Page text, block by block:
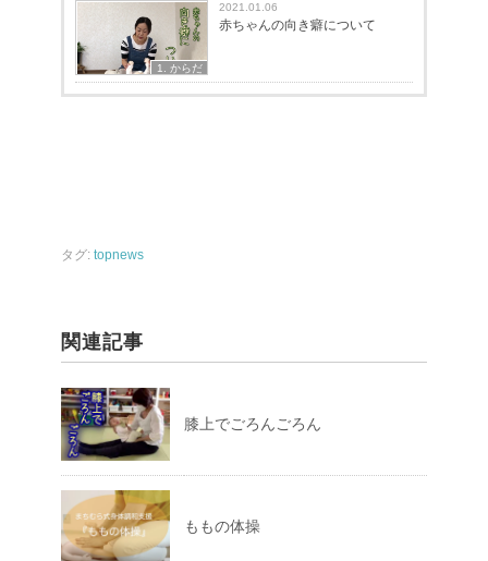
1. からだ
2021.01.06
赤ちゃんの向き癖について
タグ: topnews
関連記事
膝上でごろんごろん
ももの体操